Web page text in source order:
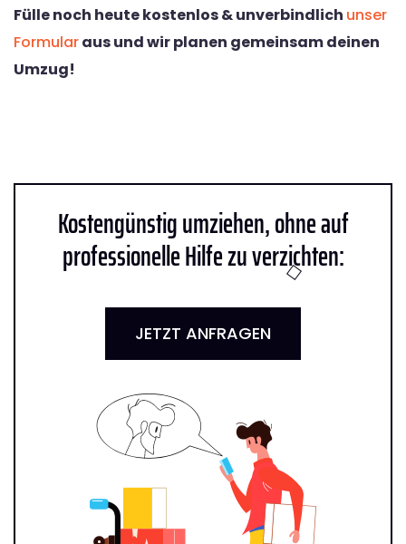
Fülle noch heute kostenlos & unverbindlich unser
Formularaus und wir planen gemeinsam deinen
Umzug!
Kostengünstig umziehen, ohne auf
professionelle Hilfe zu verzichten:
JETZT ANFRAGEN